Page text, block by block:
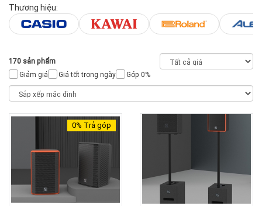
Thương hiệu:
170 sản phẩm
Giảm giá
Giá tốt trong ngày Góp 0%
0% Trả góp